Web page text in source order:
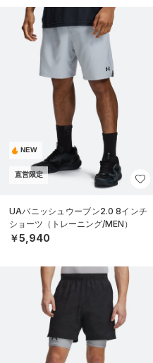
NEW
直営限定
UAバニッシュウーブン2.0 8インチ
ショーツ（トレーニング/MEN）
￥5,940